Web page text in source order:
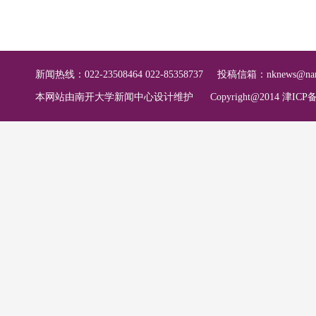
新闻热线：022-23508464 022-85358737 投稿信箱：
本网站由南开大学新闻中心设计维护 Copyright@2014 津ICP